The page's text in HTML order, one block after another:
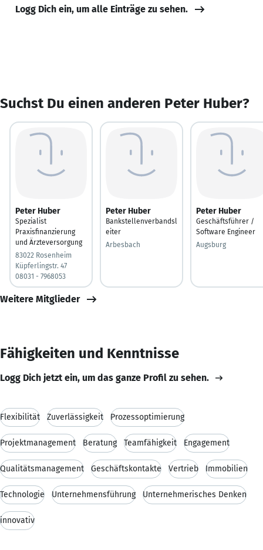
Logg Dich ein, um alle Einträge zu sehen.
Suchst Du einen anderen Peter Huber?
Peter Huber
Spezialist
Praxisfinanzierung
und Ärzteversorgung
83022 Rosenheim
Küpferlingstr. 47
08031 - 7968053
Peter Huber
Bankstellenverbandsl
eiter
Arbesbach
Peter Huber
Geschäftsführer /
Software Engineer
Augsburg
Weitere Mitglieder
Fähigkeiten und Kenntnisse
Logg Dich jetzt ein, um das ganze Profil zu sehen.
Flexibilität Zuverlässigkeit Prozessoptimierung
Projektmanagement Beratung Teamfähigkeit Engagement
Qualitätsmanagement Geschäftskontakte Vertrieb Immobilien
Technologie Unternehmensführung Unternehmerisches Denken
innovativ